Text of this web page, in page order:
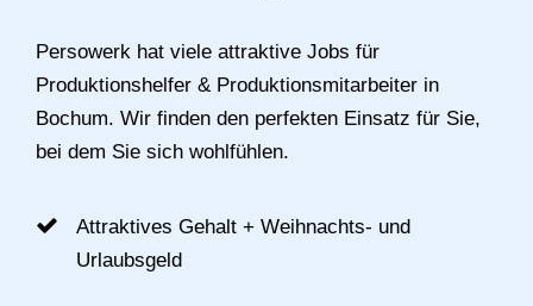
Persowerk hat viele attraktive Jobs für
Produktionshelfer & Produktionsmitarbeiter in
Bochum. Wir finden den perfekten Einsatz für Sie,
bei dem Sie sich wohlfühlen.
Attraktives Gehalt + Weihnachts- und
Urlaubsgeld